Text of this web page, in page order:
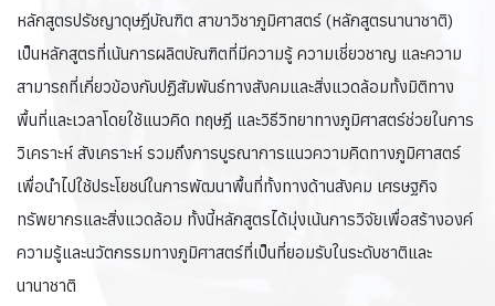
หลักสูตรปรัชญาดุษฎีบัณฑิต สาขาวิชาภูมิศาสตร์ (หลักสูตรนานาชาติ)
เป็นหลักสูตรที่เน้นการผลิตบัณฑิตที่มีความรู้ ความเชี่ยวชาญ และความ
สามารถที่เกี่ยวข้องกับปฏิสัมพันธ์ทางสังคมและสิ่งแวดล้อมทั้งมิติทาง
พื้นที่และเวลาโดยใช้แนวคิด ทฤษฎี และวิธีวิทยาทางภูมิศาสตร์ช่วยในการ
วิเคราะห์ สังเคราะห์ รวมถึงการบูรณาการแนวความคิดทางภูมิศาสตร์
เพื่อนำไปใช้ประโยชน์ในการพัฒนาพื้นที่ทั้งทางด้านสังคม เศรษฐกิจ
ทรัพยากรและสิ่งแวดล้อม ทั้งนี้หลักสูตรได้มุ่งเน้นการวิจัยเพื่อสร้างองค์
ความรู้และนวัตกรรมทางภูมิศาสตร์ที่เป็นที่ยอมรับในระดับชาติและ
นานาชาติ